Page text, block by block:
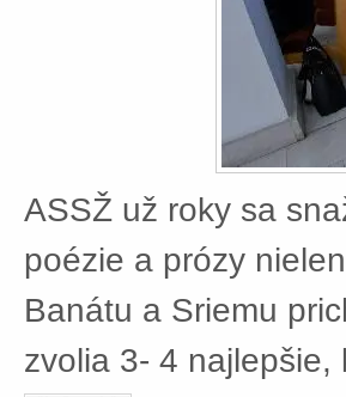
ASSŽ už roky sa
poézie a prózy
Banátu a Sriemu
zvolia 3- 4